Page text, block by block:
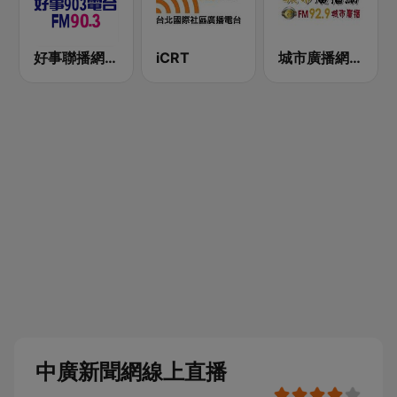
好事聯播網 Best Radio FM90.3 iCRT 城市廣播網 FM 92.9 城市廣播
中廣新聞網線上直播